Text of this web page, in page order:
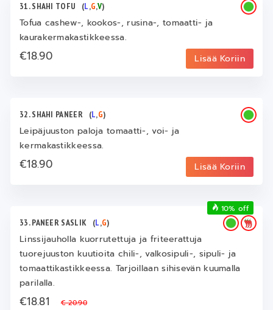
31. SHAHI TOFU (L,G,V)
Tofua cashew-, kookos-, rusina-, tomaatti- ja
kaurakermakastikkeessa.
€18.90 Lisää Koriin
32. SHAHI PANEER (L,G)
Leipäjuuston paloja tomaatti-, voi- ja
kermakastikkeessa.
€18.90 Lisää Koriin
33. PANEER SASLIK (L,G)
Linssijauholla kuorrutettuja ja friteerattuja
tuorejuuston kuutioita chili-, valkosipuli-, sipuli- ja
tomaattikastikkeessa. Tarjoillaan sihisevän kuumalla
parilalla.
€18.81€ 20.90
10% off